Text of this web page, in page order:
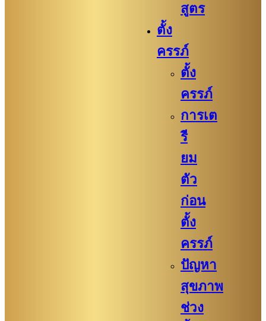
สูตร
ตั้ง
ครรภ์
ตั้ง
ครรภ์
การเต
รี
ยม
ตัว
ก่อน
ตั้ง
ครรภ์​
ปัญหา
สุขภาพ
ช่วง